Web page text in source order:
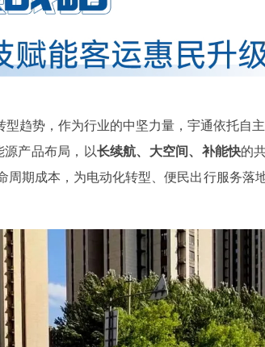
型趋势，作为行业的中坚力量，宇通依托自
源产品布局，以长续航、大空间、补能快的
周期成本，为电动化转型、便民出行服务落